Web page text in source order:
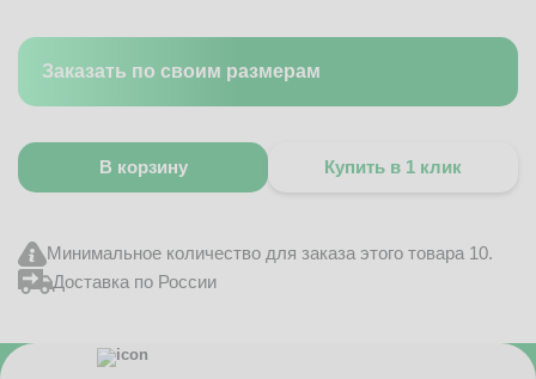
Заказать по своим размерам
В корзину Купить в 1 клик
Минимальное количество для заказа этого товара 10.
Доставка по России